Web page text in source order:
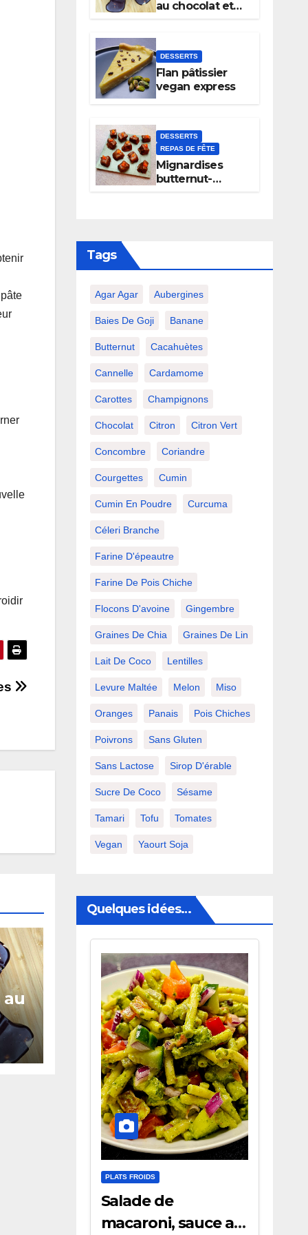
au
au chocolat et
DESSERTS
Flan pâtissier
vegan express
DESSERTS
REPAS DE FÊTE
Mignardises
butternut-
Tags
Agar Agar Aubergines
Baies De Goji Banane
Butternut Cacahuètes
Cannelle Cardamome
Carottes Champignons
Chocolat Citron Citron Vert
Concombre Coriandre
Courgettes Cumin
Cumin En Poudre Curcuma
Céleri Branche
Farine D'épeautre
Farine De Pois Chiche
Flocons D'avoine Gingembre
Graines De Chia Graines De Lin
Lait De Coco Lentilles
Levure Maltée Melon Miso
Oranges Panais Pois Chiches
Poivrons Sans Gluten
Sans Lactose Sirop D'érable
Sucre De Coco Sésame
Tamari Tofu Tomates
Vegan Yaourt Soja
Quelques idées…
PLATS FROIDS
Salade de
macaroni, sauce au